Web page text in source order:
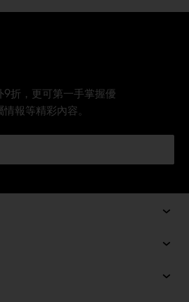
折，更可第一手掌握優
報等精彩內容。